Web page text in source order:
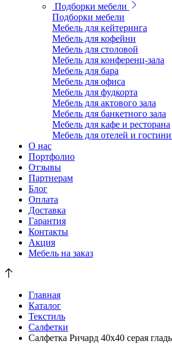
Подборки мебели
Подборки мебели
Мебель для кейтеринга
Мебель для кофейни
Мебель для столовой
Мебель для конференц-зала
Мебель для бара
Мебель для офиса
Мебель для фудкорта
Мебель для актового зала
Мебель для банкетного зала
Мебель для кафе и ресторана
Мебель для отелей и
О нас
Портфолио
Отзывы
Партнерам
Блог
Оплата
Доставка
Гарантия
Контакты
Акция
Мебель на заказ
Главная
Каталог
Текстиль
Салфетки
Салфетка Ричард 40x40 серая гладь